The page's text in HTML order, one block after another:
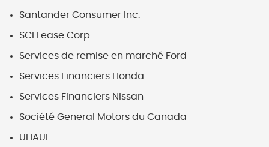
Santander Consumer Inc.
SCI Lease Corp
Services de remise en marché Ford
Services Financiers Honda
Services Financiers Nissan
Société General Motors du Canada
UHAUL